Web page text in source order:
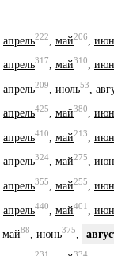
апрель222 май206
апрель317, май310,
апрель209 июль53
апрель425, май380,
апрель410 май213
апрель324, май275,
апрель355 май255
апрель440 май401
май88, июнь375,